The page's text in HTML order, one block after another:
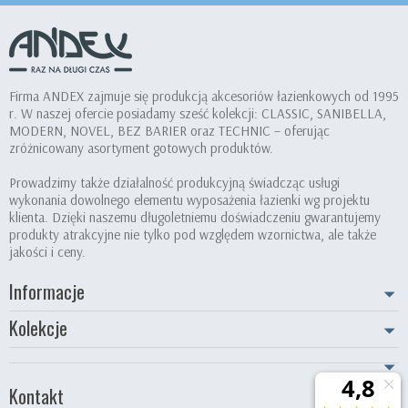
Firma ANDEX zajmuje się produkcją akcesoriów łazienkowych od 1995
r. W naszej ofercie posiadamy sześć kolekcji: CLASSIC, SANIBELLA,
MODERN, NOVEL, BEZ BARIER oraz TECHNIC – oferując
zróżnicowany asortyment gotowych produktów.
Prowadzimy także działalność produkcyjną świadcząc usługi
wykonania dowolnego elementu wyposażenia łazienki wg projektu
klienta. Dzięki naszemu długoletniemu doświadczeniu gwarantujemy
produkty atrakcyjne nie tylko pod względem wzornictwa, ale także
jakości i ceny.
Informacje
Kolekcje
Kontakt